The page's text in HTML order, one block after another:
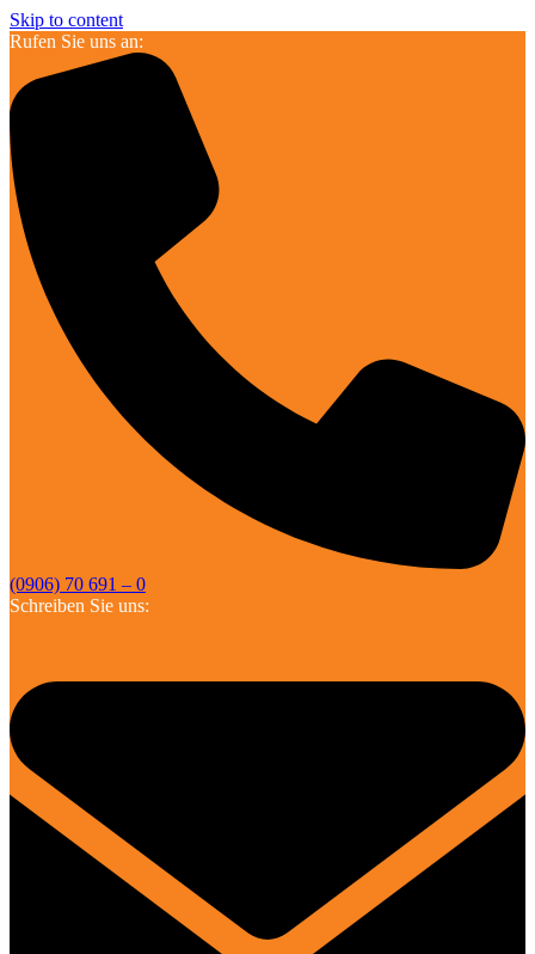
Skip to content
Rufen Sie uns an:
(0906) 70 691 – 0
Schreiben Sie uns: